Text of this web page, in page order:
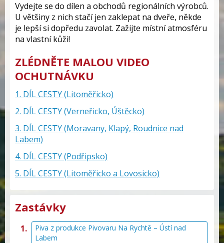
Vydejte se do dílen a obchodů regionálních výrobců.
U většiny z nich stačí jen zaklepat na dveře, někde
je lepší si dopředu zavolat. Zažijte místní atmosféru
na vlastní kůži!
ZLÉDNĚTE MALOU VIDEO
OCHUTNÁVKU
1. DÍL CESTY (Litoměřicko)
2. DÍL CESTY (Verneřicko, Úštěcko)
3. DÍL CESTY (Moravany, Klapý, Roudnice nad
Labem)
4. DÍL CESTY (Podřipsko)
5. DÍL CESTY (Litoměřicko a Lovosicko)
Zastávky
Piva z produkce Pivovaru Na Rychtě – Ústí nad
Labem